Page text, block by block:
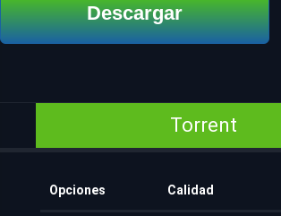
Descargar
Torrent
Opciones Calidad